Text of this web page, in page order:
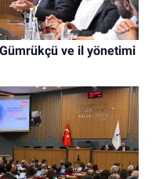
ve il yönetimi